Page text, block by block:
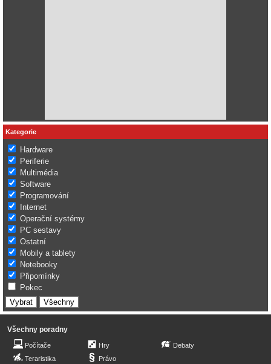
Kategorie
Hardware
Periferie
Multimédia
Software
Programování
Internet
Operační systémy
PC sestavy
Ostatní
Mobily a tablety
Notebooky
Připomínky
Pokec
Všechny poradny
Počítače
Teraristika
Hry
Právo
Debaty